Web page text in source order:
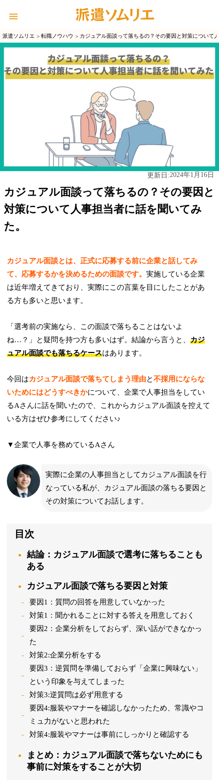
派遣ソムリエ 転職ノウハウ カジュアル面談って落ちるの？その要因と対策について
更新日:2024年1月16日
カジュアル面談って落ちるの？その要因と
対策について人事担当者に話を聞いてみ
た。
カジュアル面談とは、正式に応募する前に企業と話してみ
て、応募するかを決めるための面談です。実施している企業
は近年増えてきており、実際にこの言葉を目にしたことがあ
る方も多いと思います。
「選考前の実施なら、この面談で落ちることはないよ
ね…？」と疑問を持つ方も多いはず。結論から言うと、カジ
ュアル面談でも落ちるケースはあります。
今回はカジュアル面談で落ちてしまう理由と不採用にならな
いためにはどうすべきかについて、企業で人事担当をしてい
るAさんに話を聞いたので、これからカジュアル面談を控えて
いる方はぜひ参考にしてください♪
▼企業で人事を務めているAさん
実際に企業の人事担当としてカジュアル面談を行
なっている私が、カジュアル面談の落ちる要因と
その対策についてお話します。
目次
結論：カジュアル面談で選考に落ちることも
ある
カジュアル面談で落ちる要因と対策
要因1：質問の回答を用意していなかった
対策1：聞かれることに対する答えを用意しておく
要因2：企業分析をしておらず、深い話ができなかっ
た
対策2:企業分析をする
要因3：逆質問を準備しておらず「企業に興味ない」
という印象を与えてしまった
対策3:逆質問は必ず用意する
要因4:服装やマナーを確認しなかったため、常識やコ
ミュ力がないと思われた
対策4:服装やマナーは事前にしっかりと確認する
まとめ：カジュアル面談で落ちないためにも
事前に対策をすることが大切